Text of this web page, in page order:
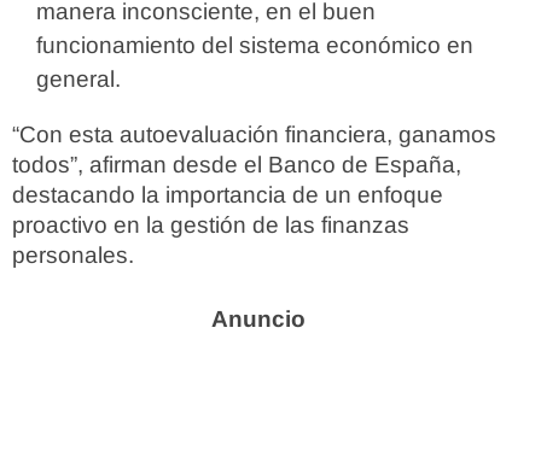
manera inconsciente, en el buen
funcionamiento del sistema económico en
general.
“Con esta autoevaluación financiera, ganamos
todos”, afirman desde el Banco de España,
destacando la importancia de un enfoque
proactivo en la gestión de las finanzas
personales.